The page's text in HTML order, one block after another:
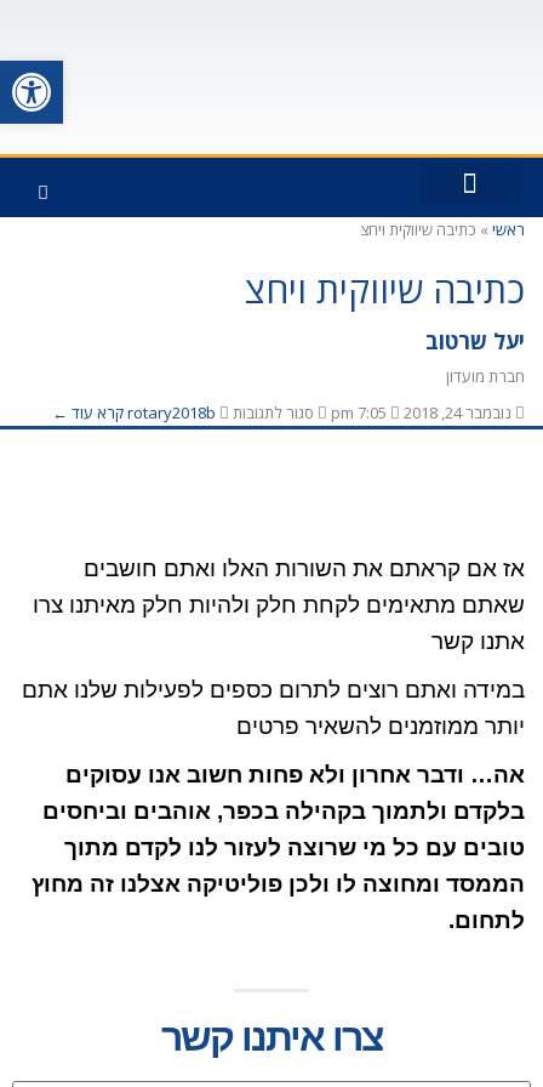
ראשי » כתיבה שיווקית ויחצ
כתיבה שיווקית ויחצ
יעל שרטוב
חברת מועדון
נובמבר 24, 2018
סגור לתגובות rotary2018bקרא עוד ←
אז אם קראתם את השורות האלו ואתם חושבים
שאתם מתאימים לקחת חלק ולהיות חלק מאיתנו צרו
אתנו קשר
במידה ואתם רוצים לתרום כספים לפעילות שלנו אתם
יותר ממוזמנים להשאיר פרטים
אה… ודבר אחרון ולא פחות חשוב אנו עסוקים
בלקדם ולתמוך בקהילה בכפר, אוהבים וביחסים
טובים עם כל מי שרוצה לעזור לנו לקדם מתוך
הממסד ומחוצה לו ולכן פוליטיקה אצלנו זה מחוץ
לתחום.
צרו איתנו קשר
פתח